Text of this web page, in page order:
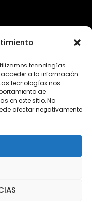
tecnologías
a la información
tecnologías nos
de
en este sitio. No
afectar negativamente